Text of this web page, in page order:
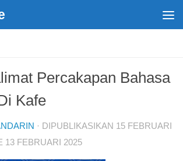
Percakapan Bahasa
Kafe
· DIPUBLIKASIKAN 15 FEBRUARI
13 FEBRUARI 2025